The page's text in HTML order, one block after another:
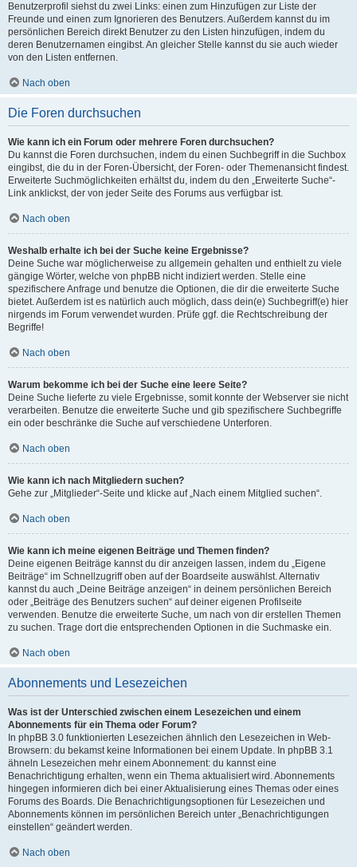
Benutzerprofil siehst du zwei Links: einen zum Hinzufügen zur Liste der
Freunde und einen zum Ignorieren des Benutzers. Außerdem kannst du im
persönlichen Bereich direkt Benutzer zu den Listen hinzufügen, indem du
deren Benutzernamen eingibst. An gleicher Stelle kannst du sie auch wieder
von den Listen entfernen.
Nach oben
Die Foren durchsuchen
Wie kann ich ein Forum oder mehrere Foren durchsuchen?
Du kannst die Foren durchsuchen, indem du einen Suchbegriff in die Suchbox
eingibst, die du in der Foren-Übersicht, der Foren- oder Themenansicht findest.
Erweiterte Suchmöglichkeiten erhältst du, indem du den „Erweiterte Suche“-
Link anklickst, der von jeder Seite des Forums aus verfügbar ist.
Nach oben
Weshalb erhalte ich bei der Suche keine Ergebnisse?
Deine Suche war möglicherweise zu allgemein gehalten und enthielt zu viele
gängige Wörter, welche von phpBB nicht indiziert werden. Stelle eine
spezifischere Anfrage und benutze die Optionen, die dir die erweiterte Suche
bietet. Außerdem ist es natürlich auch möglich, dass dein(e) Suchbegriff(e) hier
nirgends im Forum verwendet wurden. Prüfe ggf. die Rechtschreibung der
Begriffe!
Nach oben
Warum bekomme ich bei der Suche eine leere Seite?
Deine Suche lieferte zu viele Ergebnisse, somit konnte der Webserver sie nicht
verarbeiten. Benutze die erweiterte Suche und gib spezifischere Suchbegriffe
ein oder beschränke die Suche auf verschiedene Unterforen.
Nach oben
Wie kann ich nach Mitgliedern suchen?
Gehe zur „Mitglieder“-Seite und klicke auf „Nach einem Mitglied suchen“.
Nach oben
Wie kann ich meine eigenen Beiträge und Themen finden?
Deine eigenen Beiträge kannst du dir anzeigen lassen, indem du „Eigene
Beiträge“ im Schnellzugriff oben auf der Boardseite auswählst. Alternativ
kannst du auch „Deine Beiträge anzeigen“ in deinem persönlichen Bereich
oder „Beiträge des Benutzers suchen“ auf deiner eigenen Profilseite
verwenden. Benutze die erweiterte Suche, um nach von dir erstellen Themen
zu suchen. Trage dort die entsprechenden Optionen in die Suchmaske ein.
Nach oben
Abonnements und Lesezeichen
Was ist der Unterschied zwischen einem Lesezeichen und einem
Abonnements für ein Thema oder Forum?
In phpBB 3.0 funktionierten Lesezeichen ähnlich den Lesezeichen in Web-
Browsern: du bekamst keine Informationen bei einem Update. In phpBB 3.1
ähneln Lesezeichen mehr einem Abonnement: du kannst eine
Benachrichtigung erhalten, wenn ein Thema aktualisiert wird. Abonnements
hingegen informieren dich bei einer Aktualisierung eines Themas oder eines
Forums des Boards. Die Benachrichtigungsoptionen für Lesezeichen und
Abonnements können im persönlichen Bereich unter „Benachrichtigungen
einstellen“ geändert werden.
Nach oben